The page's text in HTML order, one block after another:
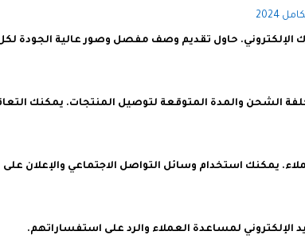
الإلكتروني. حاول تقديم وصف مفصل وصور عالية الجودة
الشحن والمدة المتوقعة لتوصيل المنتجات. يمكنك
يمكنك استخدام وسائل التواصل الاجتماعي والإعلان على
الإلكتروني لمساعدة العملاء والرد على استفساراتهم.